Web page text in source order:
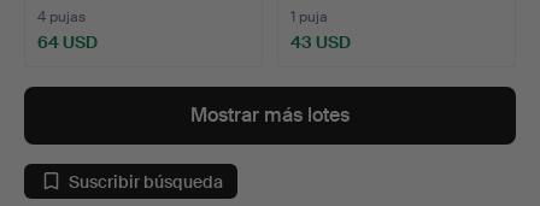
4 pujas
64 USD
1 puja
43 USD
Mostrar más lotes
Suscribir búsqueda